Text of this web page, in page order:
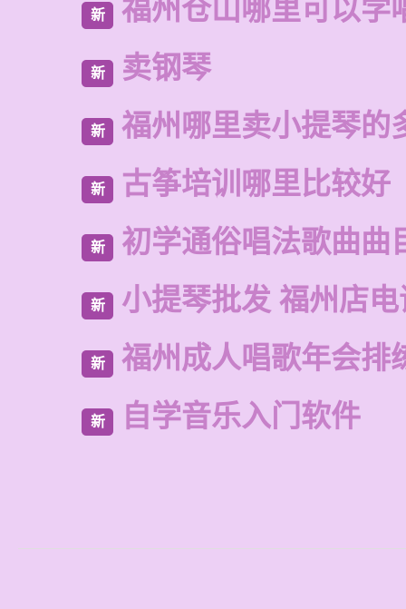
新 福州仓山哪里可以学
新 卖钢琴
新 福州哪里卖小提琴的
新 古筝培训哪里比较好
新 初学通俗唱法歌曲曲
新 小提琴批发 福州店
新 福州成人唱歌年会排
新 自学音乐入门软件